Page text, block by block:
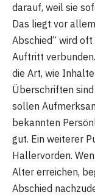
darauf, weil sie
Das liegt vor
Abschied“ wird
Auftritt
die Art, wie
Überschriften
sollen
bekannten
gut. Ein weiterer
Hallervorden.
Alter erreichen,
Abschied